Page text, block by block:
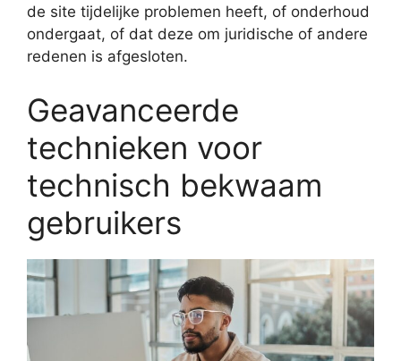
de site tijdelijke problemen heeft, of onderhoud
ondergaat, of dat deze om juridische of andere
redenen is afgesloten.
Geavanceerde
technieken voor
technisch bekwaam
gebruikers